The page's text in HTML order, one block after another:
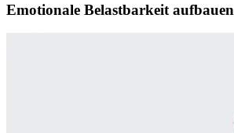
Emotionale Belastbarkeit aufbauen